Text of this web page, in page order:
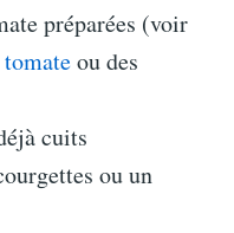
préparées (voir
ou des
cuits
ou un